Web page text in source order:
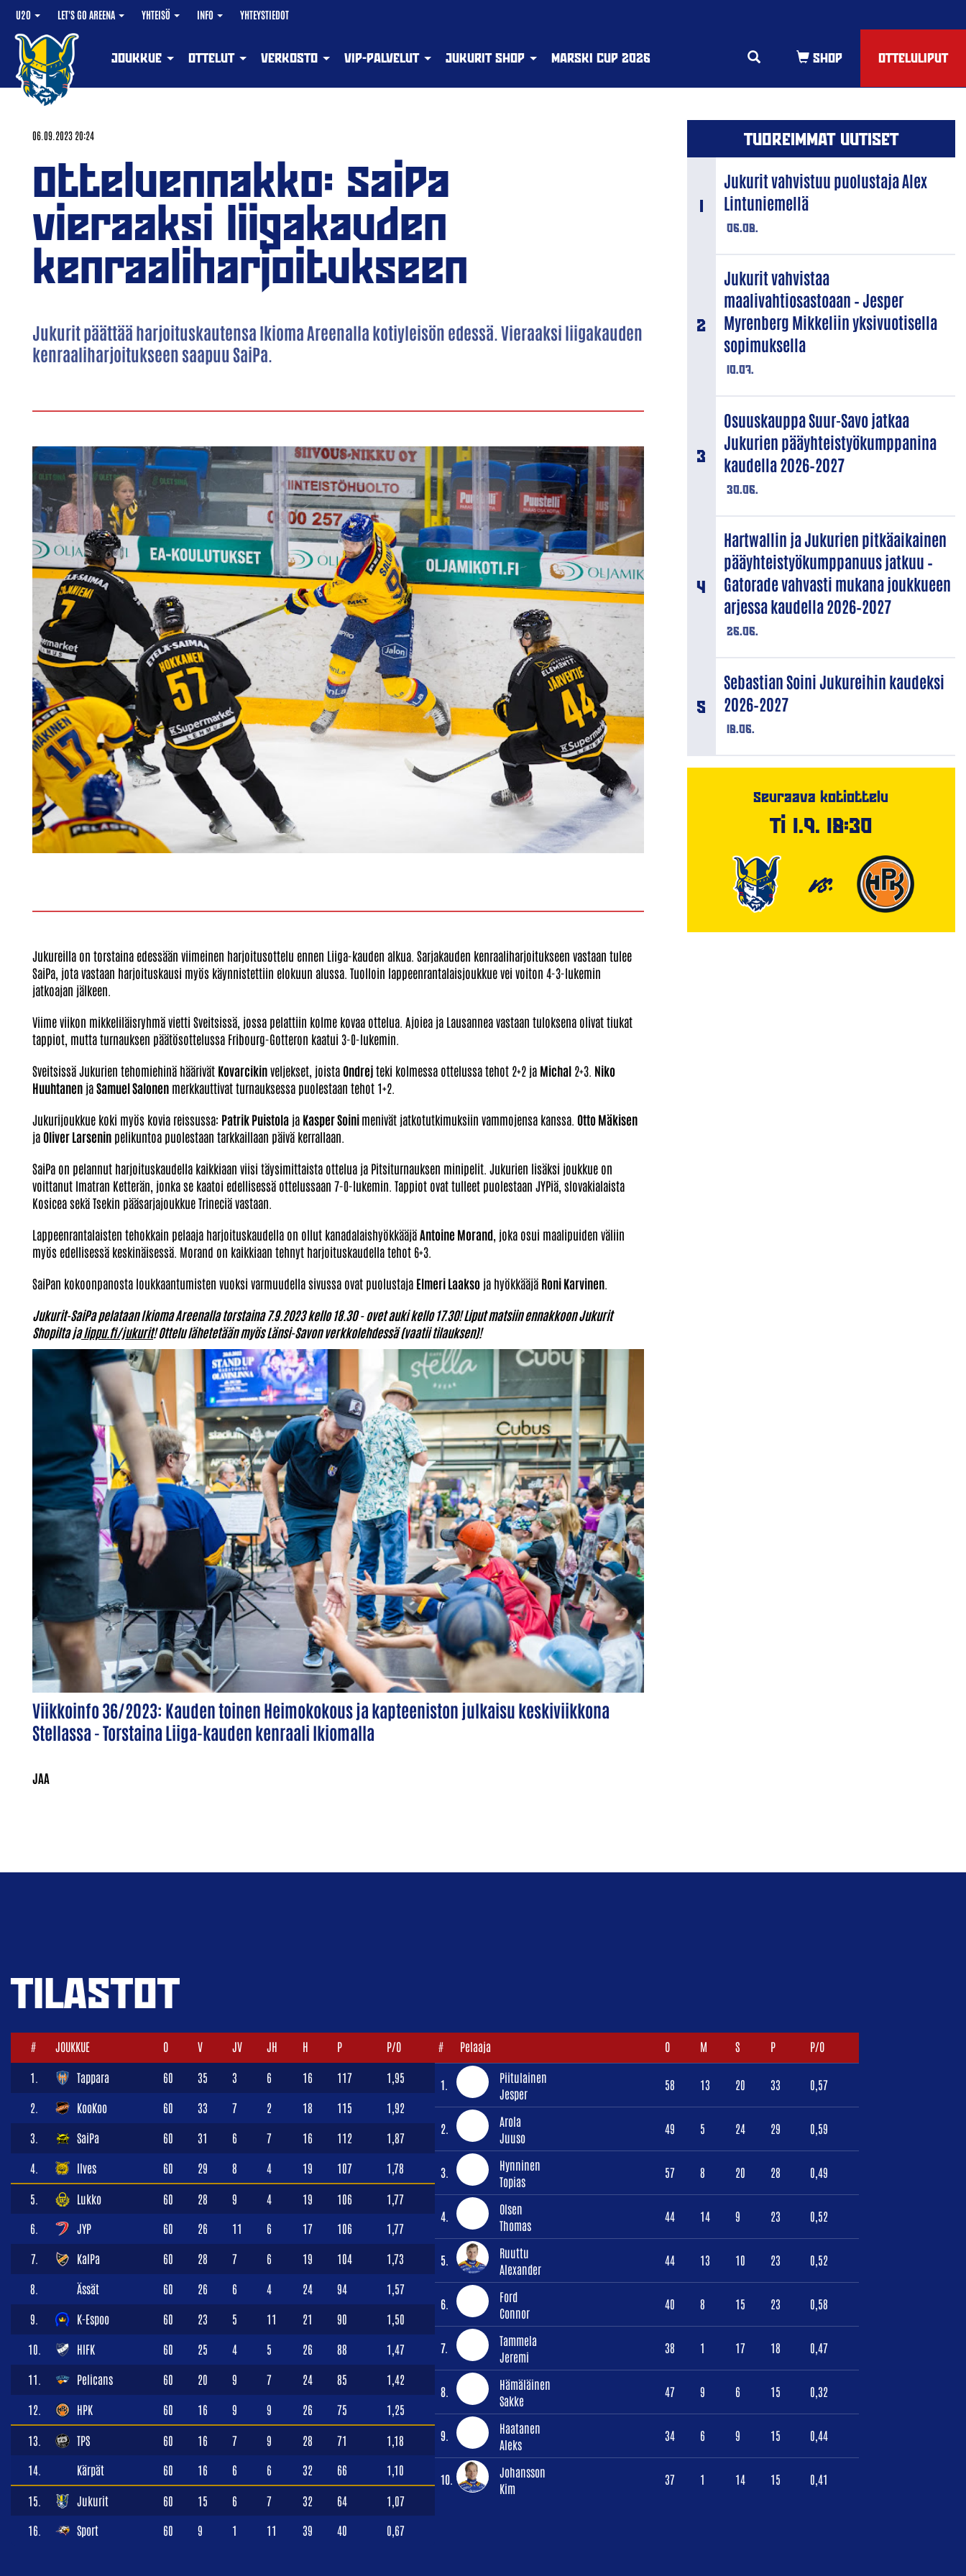
U20 LET'S GO AREENA YHTEISÖ INFO YHTEYSTIEDOT
OTTELULIPUT
JOUKKUE OTTELUT VERKOSTO VIP-PALVELUT JUKURIT SHOP MARSKI CUP 2026
06.09.2023 20:24
Otteluennakko: SaiPa
vieraaksi liigakauden
kenraaliharjoitukseen
Jukurit päättää harjoituskautensa Ikioma Areenalla kotiyleisön edessä. Vieraaksi liigakauden
kenraaliharjoitukseen saapuu SaiPa.
Jukureilla on torstaina edessään viimeinen harjoitusottelu ennen Liiga-kauden alkua. Sarjakauden kenraaliharjoitukseen vastaan tulee
SaiPa, jota vastaan harjoituskausi myös käynnistettiin elokuun alussa. Tuolloin lappeenrantalaisjoukkue vei voiton 4-3-lukemin
jatkoajan jälkeen.
Viime viikon mikkeliläisryhmä vietti Sveitsissä, jossa pelattiin kolme kovaa ottelua. Ajoiea ja Lausannea vastaan tuloksena olivat tiukat
tappiot, mutta turnauksen päätösottelussa Fribourg-Gotteron kaatui 3-0-lukemin.
Sveitsissä Jukurien tehomiehinä häärivät Kovarcikinveljekset, joistaOndrejteki kolmessa ottelussa tehot 2+2 ja Michal 2+3. Niko
Huuhtanen jaSamuel Salonen merkkauttivat turnauksessa puolestaan tehot 1+2.
Jukurijoukkue koki myös kovia reissussa: Patrik Puistola ja Kasper Soinimenivät jatkotutkimuksiin vammojensa kanssa. Otto Mäkisen
jaOliver Larsenin pelikuntoa puolestaan tarkkaillaan päivä kerrallaan.
SaiPa on pelannut harjoituskaudella kaikkiaan viisi täysimittaista ottelua ja Pitsiturnauksen minipelit. Jukurien lisäksi joukkue on
voittanut Imatran Ketterän, jonka se kaatoi edellisessä ottelussaan 7-0-lukemin. Tappiot ovat tulleet puolestaan JYPiä, slovakialaista
Kosicea sekä Tsekin pääsarjajoukkue Trineciä vastaan.
Lappeenrantalaisten tehokkain pelaaja harjoituskaudella on ollut kanadalaishyökkääjäAntoine Morand , joka osui maalipuiden väliin
myös edellisessä keskinäisessä. Morand on kaikkiaan tehnyt harjoituskaudella tehot 6+3.
SaiPan kokoonpanosta loukkaantumisten vuoksi varmuudella sivussa ovat puolustaja Elmeri Laakso ja hyökkääjä Roni Karvinen
Jukurit-SaiPa pelataan Ikioma Areenalla torstaina 7.9.2023 kello 18.30 - ovet auki kello 17.30! Liput matsiin ennakkoon Jukurit
Shopilta jalippu.fi/jukurit! Ottelu lähetetään myös Länsi-Savon verkkolehdessä (vaatii tilauksen)!
Viikkoinfo 36/2023: Kauden toinen Heimokokous ja kapteeniston julkaisu keskiviikkona
Stellassa - Torstaina Liiga-kauden kenraali Ikiomalla
TUOREIMMAT UUTISET
06.08.
Jukurit vahvistuu puolustaja Alex
Lintuniemellä
10.07.
Jukurit vahvistaa
maalivahtiosastoaan – Jesper
Myrenberg Mikkeliin yksivuotisella
sopimuksella
30.06.
Osuuskauppa Suur-Savo jatkaa
Jukurien pääyhteistyökumppanina
kaudella 2026–2027
26.06.
Hartwallin ja Jukurien pitkäaikainen
pääyhteistyökumppanuus jatkuu –
Gatorade vahvasti mukana joukkueen
arjessa kaudella 2026–2027
18.06.
Sebastian Soini Jukureihin kaudeksi
2026–2027
Seuraava kotiottelu
Ti 1.9. 18:30
VS.
TILASTOT
# JOUKKUE O V JV JH H P P/O
1. Tappara 60 35 3 6 16 117 1,95
2. KooKoo 60 33 7 2 18 115 1,92
3. SaiPa 60 31 6 7 16 112 1,87
4. Ilves 60 29 8 4 19 107 1,78
5. Lukko 60 28 9 4 19 106 1,77
6. JYP 60 26 11 6 17 106 1,77
7. KalPa 60 28 7 6 19 104 1,73
8. Ässät 60 26 6 4 24 94 1,57
9. K-Espoo 60 23 5 11 21 90 1,50
10. HIFK 60 25 4 5 26 88 1,47
11. Pelicans 60 20 9 7 24 85 1,42
12. HPK 60 16 9 9 26 75 1,25
13. TPS 60 16 7 9 28 71 1,18
14. Kärpät 60 16 6 6 32 66 1,10
15. Jukurit 60 15 6 7 32 64 1,07
16. Sport 60 9 1 11 39 40 0,67
# Pelaaja O M S P P/O
1.
Piitulainen
Jesper
58 13 20 33 0,57
2.
Arola
Juuso
49 5 24 29 0,59
3.
Hynninen
Topias
57 8 20 28 0,49
4.
Olsen
Thomas
44 14 9 23 0,52
5.
Ruuttu
Alexander
44 13 10 23 0,52
6.
Ford
Connor
40 8 15 23 0,58
7.
Tammela
Jeremi
38 1 17 18 0,47
8.
Hämäläinen
Sakke
47 9 6 15 0,32
9.
Haatanen
Aleks
34 6 9 15 0,44
10.
Johansson
Kim
37 1 14 15 0,41